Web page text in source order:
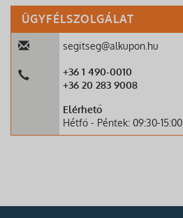
ÜGYFÉLSZOLGÁLAT
segitseg@alkupon.hu
+36 1 490-0010
+36 20 283 9008
Elérhető
Hétfő - Péntek: 09:30-15:00